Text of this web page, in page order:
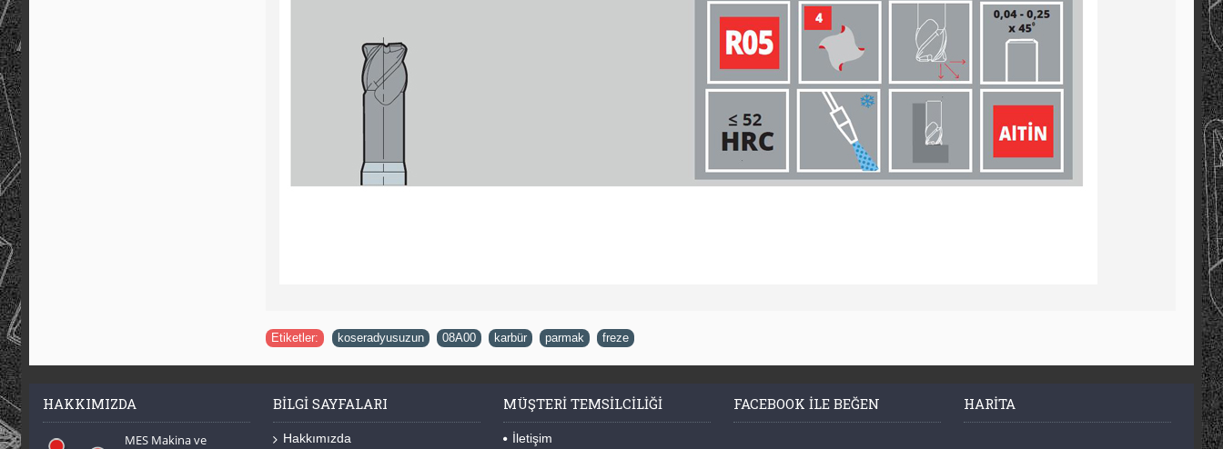
Etiketler: koseradyusuzun 08A00 karbür parmak freze
HAKKIMIZDA
MES Makina ve
BILGI SAYFALARI
Hakkımızda
MÜŞTERI TEMSILCILIĞI
İletişim
FACEBOOK ILE BEĞEN HARITA